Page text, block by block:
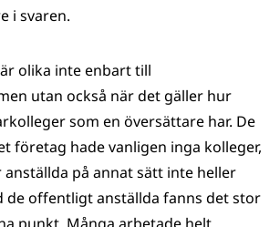
i svaren.
olika inte enbart till
utan också när det gäller hur
som en översättare har. De
företag hade vanligen inga kolleger,
anställda på annat sätt inte heller
de offentligt anställda fanns det stor